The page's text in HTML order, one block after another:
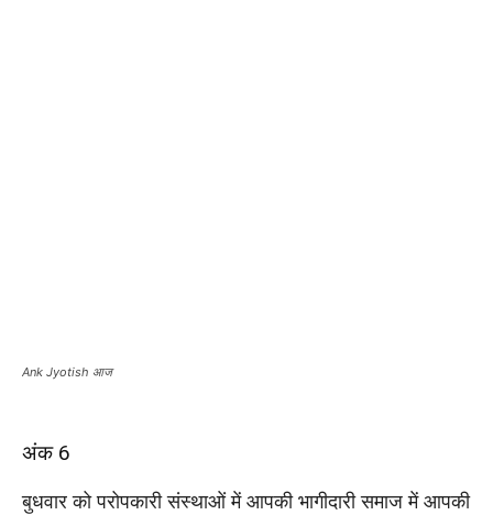
Ank Jyotish आज
अंक 6
बुधवार को परोपकारी संस्थाओं में आपकी भागीदारी समाज में आपकी